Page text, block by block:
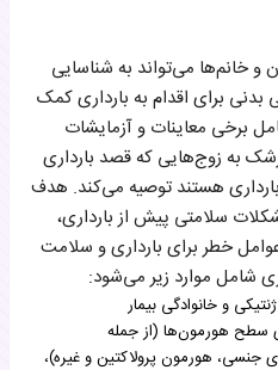
و خانم‌ها می‌تواند به شناسایی
برای اقدام به بارداری کمک
برخی معاینات و آزمایشات
به زوج‌هایی که قصد بارداری
بارداری هستند توصیه می‌کند. هدف
سلامتی پیش از بارداری،
خطر برای بارداری و سلامت
شامل موارد زیر می‌شود:
و خانوادگی بیمار
سطح هورمون‌ها (از جمله
جنسی، هورمون پرولاکتین و غیره)،